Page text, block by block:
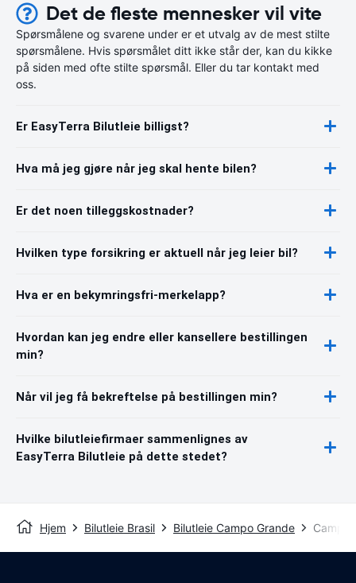
Det de fleste mennesker vil vite
Spørsmålene og svarene under er et utvalg av de mest stilte
spørsmålene. Hvis spørsmålet ditt ikke står der, kan du kikke
på siden med ofte stilte spørsmål. Eller du tar kontakt med
oss.
Er EasyTerra Bilutleie billigst?
Hva må jeg gjøre når jeg skal hente bilen?
Er det noen tilleggskostnader?
Hvilken type forsikring er aktuell når jeg leier bil?
Hva er en bekymringsfri-merkelapp?
Hvordan kan jeg endre eller kansellere bestillingen
min?
Når vil jeg få bekreftelse på bestillingen min?
Hvilke bilutleiefirmaer sammenlignes av
EasyTerra Bilutleie på dette stedet?
Hjem Bilutleie Brasil Bilutleie Campo Grande Campo